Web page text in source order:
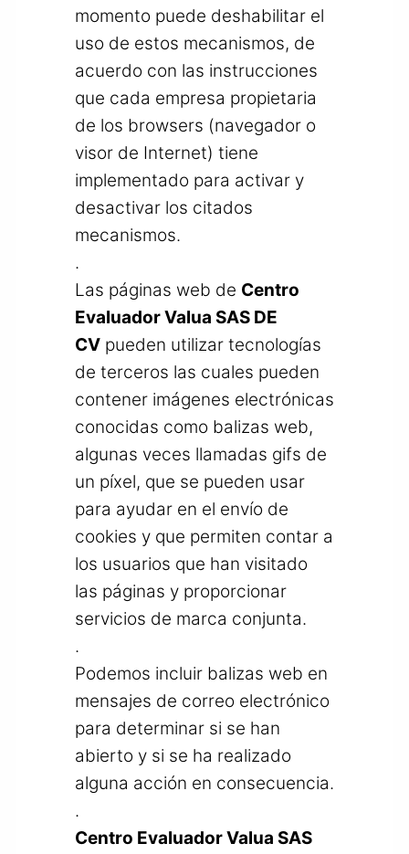
momento puede deshabilitar el
uso de estos mecanismos, de
acuerdo con las instrucciones
que cada empresa propietaria
de los browsers (navegador o
visor de Internet) tiene
implementado para activar y
desactivar los citados
mecanismos.
.
Las páginas web de Centro
Evaluador Valua SAS DE
CVpueden utilizar tecnologías
de terceros las cuales pueden
contener imágenes electrónicas
conocidas como balizas web,
algunas veces llamadas gifs de
un píxel, que se pueden usar
para ayudar en el envío de
cookies y que permiten contar a
los usuarios que han visitado
las páginas y proporcionar
servicios de marca conjunta.
.
Podemos incluir balizas web en
mensajes de correo electrónico
para determinar si se han
abierto y si se ha realizado
alguna acción en consecuencia.
.
Centro Evaluador Valua SAS